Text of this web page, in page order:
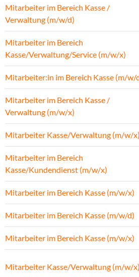
Mitarbeiter im Bereich Kasse /
Verwaltung (m/w/d)
Mitarbeiter im Bereich
Kasse/Verwaltung/Service (m/w/x)
Mitarbeiter:in im Bereich Kasse (m/w/
Mitarbeiter im Bereich Kasse /
Verwaltung (m/w/x)
Mitarbeiter Kasse/Verwaltung (m/w/x)
Mitarbeiter im Bereich
Kasse/Kundendienst (m/w/x)
Mitarbeiter im Bereich Kasse (m/w/x)
Mitarbeiter im Bereich Kasse (m/w/d)
Mitarbeiter im Bereich Kasse (m/w/x)
Mitarbeiter Kasse/Verwaltung (m/w/x)